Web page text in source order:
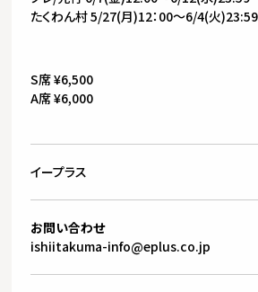
たくわん村 5/27(月)12：00～6/4(火)23:59
S席 ¥6,500
A席 ¥6,000
イープラス
お問い合わせ
ishiitakuma-info@eplus.co.jp